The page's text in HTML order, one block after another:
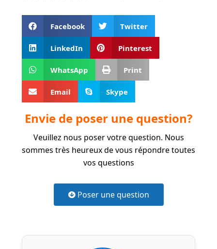
Facebook Twitter
LinkedIn Pinterest
WhatsApp Print
Email Skype
Envie de poser une question?
Veuillez nous poser votre question. Nous
sommes très heureux de vous répondre toutes
vos questions
Poser une question